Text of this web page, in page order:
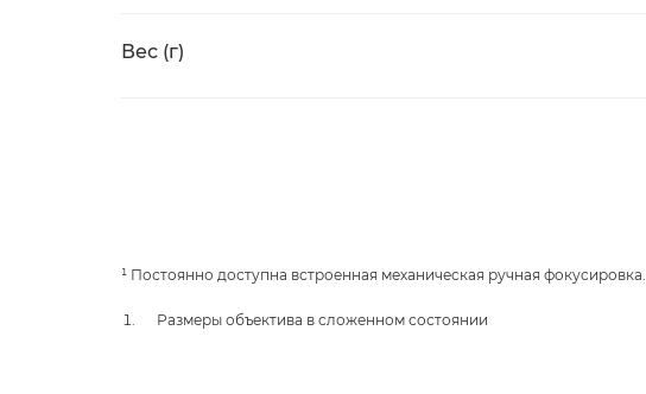
Вес (г)
¹ Постоянно доступна встроенная механическая ручная фокусировка.
Размеры объектива в сложенном состоянии